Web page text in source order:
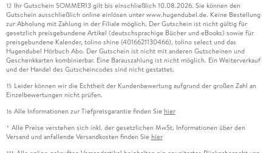
12 Ihr Gutschein SOMMER13 gilt bis einschließlich 10.08.2026. Sie können den
Gutschein ausschließlich online einlösen unter www.hugendubel.de. Keine Bestellung
zur Abholung mit Zahlung in der Filiale möglich. Der Gutschein ist nicht gültig für
gesetzlich preisgebundene Artikel (deutschsprachige Bücher und eBooks) sowie für
preisgebundene Kalender, tolino shine (4016621130466), tolino select und das
Hugendubel Hörbuch Abo. Der Gutschein ist nicht mit anderen Gutscheinen und
Geschenkkarten kombinierbar. Eine Barauszahlung ist nicht möglich. Ein Weiterverkauf
und der Handel des Gutscheincodes sind nicht gestattet.
15 Leider können wir die Echtheit der Kundenbewertung aufgrund der großen Zahl an
Einzelbewertungen nicht prüfen.
16 Alle Informationen zur Tiefpreisgarantie finden Sie hier
* Alle Preise verstehen sich inkl. der gesetzlichen MwSt. Informationen über den
Versand und anfallende Versandkosten finden Sie hier